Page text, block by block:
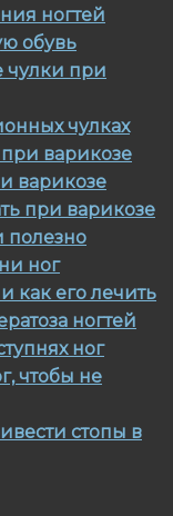
ногтей
обувь
чулки при
чулках
варикозе
варикозе
при варикозе
полезно
ног
как его лечить
ногтей
ног
чтобы не
стопы в